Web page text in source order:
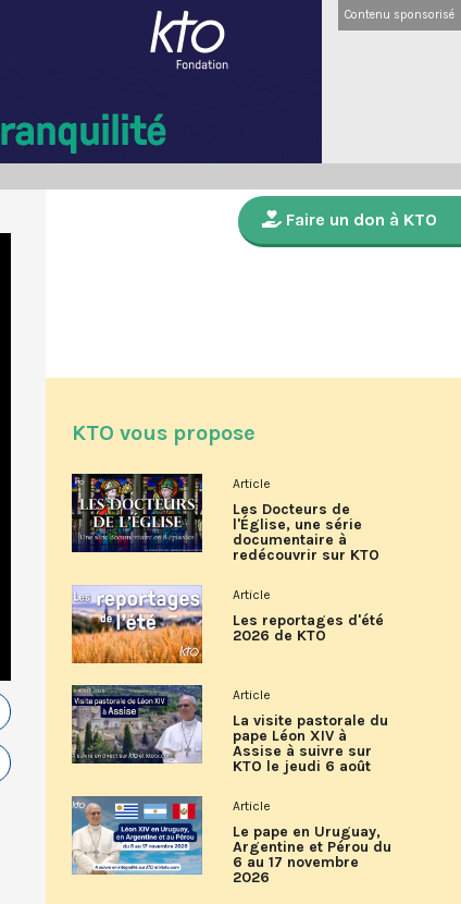
Contenu sponsorisé
Faire un don à KTO
KTO vous propose
Article
Les Docteurs de
l'Église, une série
documentaire à
redécouvrir sur KTO
Article
Les reportages d'été
2026 de KTO
Article
La visite pastorale du
pape Léon XIV à
Assise à suivre sur
KTO le jeudi 6 août
Article
Le pape en Uruguay,
Argentine et Pérou du
6 au 17 novembre
2026